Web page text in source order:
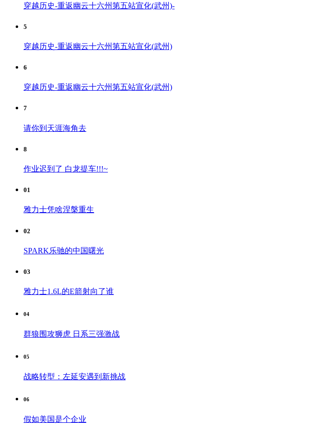
穿越历史-重返幽云十六州第五站宣化(武州)-
5
穿越历史-重返幽云十六州第五站宣化(武州)
6
穿越历史-重返幽云十六州第五站宣化(武州)
7
请你到天涯海角去
8
作业迟到了 白龙提车!!!~
01
雅力士凭啥涅槃重生
02
SPARK乐驰的中国曙光
03
雅力士1.6L的E箭射向了谁
04
群狼围攻狮虎 日系三强激战
05
战略转型：左延安遇到新挑战
06
假如美国是个企业